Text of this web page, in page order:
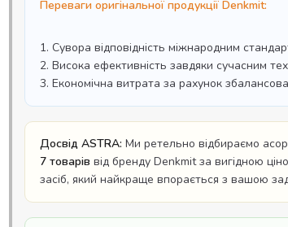
Переваги оригінальної продукції Denkmit:
1. Сувора відповідність міжнародним
2. Висока ефективність завдяки сучасним
3. Економічна витрата за рахунок
Досвід ASTRA: Ми ретельно відбираємо
7 товарів від бренду Denkmit за вигідною
засіб, який найкраще впорається з вашою